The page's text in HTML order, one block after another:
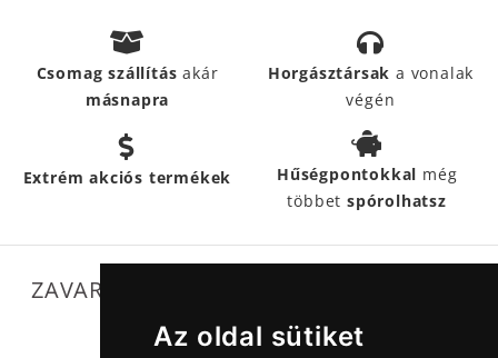
Az oldal sütiket
Csomag szállításakár
másnapra
Horgásztársak a vonalak
végén
Extrém akciós termékek Hűségpontokkal még
többetspórolhatsz
ZAVARTALAN MŰKÖDÉSÜNKET SEGÍTIK